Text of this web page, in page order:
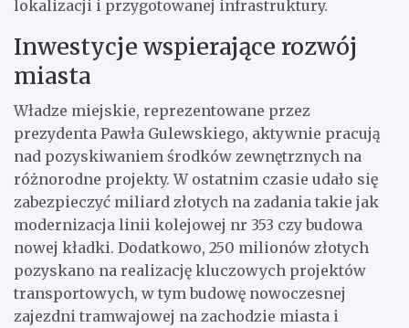
lokalizacji i przygotowanej infrastruktury.
Inwestycje wspierające rozwój
miasta
Władze miejskie, reprezentowane przez
prezydenta Pawła Gulewskiego, aktywnie pracują
nad pozyskiwaniem środków zewnętrznych na
różnorodne projekty. W ostatnim czasie udało się
zabezpieczyć miliard złotych na zadania takie jak
modernizacja linii kolejowej nr 353 czy budowa
nowej kładki. Dodatkowo, 250 milionów złotych
pozyskano na realizację kluczowych projektów
transportowych, w tym budowę nowoczesnej
zajezdni tramwajowej na zachodzie miasta i